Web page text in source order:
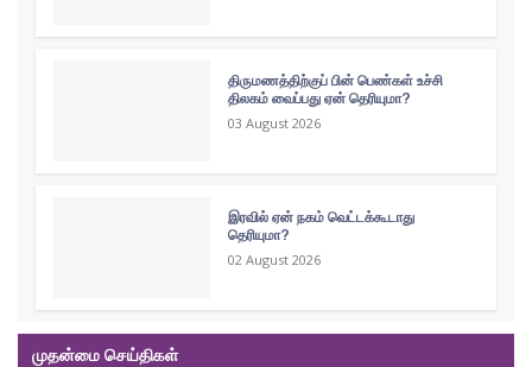
திருமணத்திற்குப் பின் பெண்கள் உச்சி
திலகம் வைப்பது ஏன் தெரியுமா?
03 August 2026
இரவில் ஏன் நகம் வெட்டக்கூடாது
தெரியுமா?
02 August 2026
முதன்மை செய்திகள்